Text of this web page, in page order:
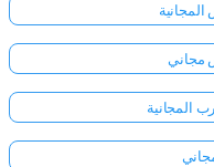
مجاني
المجانية